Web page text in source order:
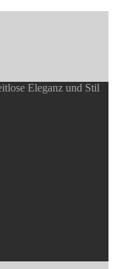
Eleganz und Stil